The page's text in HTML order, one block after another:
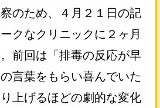
のため、４月２１日の記
クなクリニックに２ヶ月
前回は「排毒の反応が早
言葉をもらい喜んでいた
上げるほどの劇的な変化